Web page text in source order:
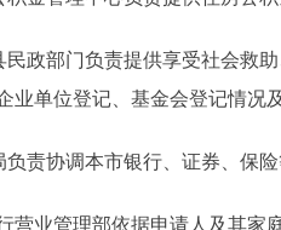
部门负责提供享受社会救助
业单位登记、基金会登记情况
协调本市银行、证券、保险
业管理部依据申请人及其家庭